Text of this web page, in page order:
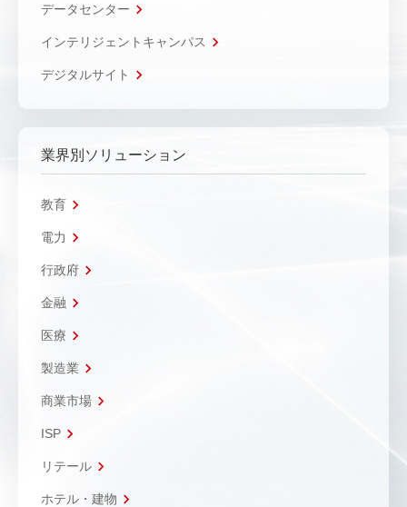
データセンター
インテリジェントキャンパス
デジタルサイト
業界別ソリューション
教育
電力
行政府
金融
医療
製造業
商業市場
ISP
リテール
ホテル・建物